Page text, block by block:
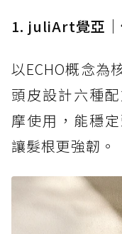
1. juliArt覺亞｜
以ECHO概念為
頭皮設計六種
摩使用，能穩
讓髮根更強韌。